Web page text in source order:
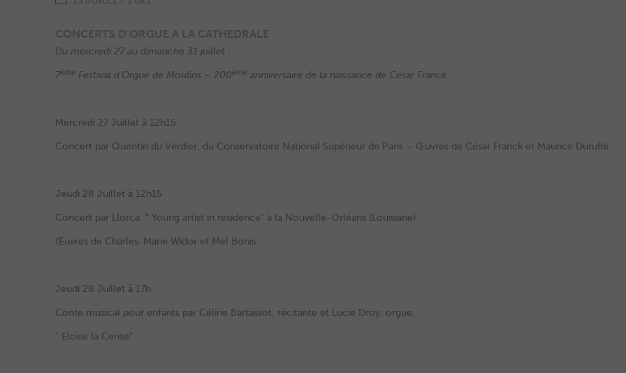
CONCERTS D’ORGUE A LA CATHEDRALE
Du mercredi 27 au dimanche 31 juillet :
7ème Festival d’Orgue de Moulins – 200ème anniversaire de la naissance de César Franck
Mercredi 27 Juillet à 12h15
Concert par Quentin du Verdier, du Conservatoire National Supérieur de Paris – Œuvres de César Franck et Maurice Duruflé
Jeudi 28 Juillet à 12h15
Concert par Llorca, ʺ Young artist in residenceʺ à la Nouvelle-Orléans (Louisiane)
Œuvres de Charles-Marie Widor et Mel Bonis
Jeudi 28 Juillet à 17h
Conte musical pour enfants par Céline Bartassot, récitante et Lucie Droy, orgue,
ʺ Eloïse la Ceriseʺ